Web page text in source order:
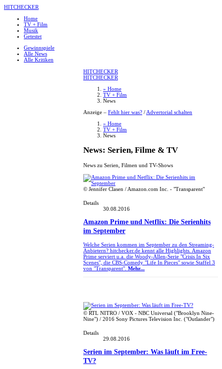
HITCHECKER
Home
TV + Film
Musik
Getestet
Gewinnspiele
Alle News
Alle Kritiken
HITCHECKER
HITCHECKER
» Home
TV + Film
News
Anzeige – Fehlt hier was? / Advertorial schalten
» Home
TV + Film
News
News: Serien, Filme & TV
News zu Serien, Filmen und TV-Shows
© Jennifer Clasen / Amazon.com Inc. - "Transparent"
Details
30.08.2016
Amazon Prime und Netflix: Die Serienhits
im September
Welche Serien kommen im September zu den Streaming-
Anbietern? hitchecker.de kennt alle Highlights. Amazon
Prime serviert u.a. die Woody-Allen-Serie "Crisis In Six
Scenes", die CBS-Comedy "Life In Pieces" sowie Staffel 3
von "Transparent". Mehr...
© RTL NITRO / VOX - NBC Universal ("Brooklyn Nine-
Nine") / 2016 Sony Pictures Television Inc. ("Outlander")
Details
29.08.2016
Serien im September: Was läuft im Free-
TV?